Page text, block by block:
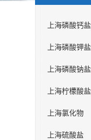
上海磷酸钙盐
上海磷酸钾盐
上海磷酸钠盐
上海柠檬酸盐
上海氯化物
上海硫酸盐